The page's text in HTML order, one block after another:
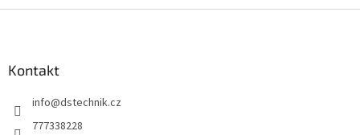
Kontakt
info@dstechnik.cz
777338228